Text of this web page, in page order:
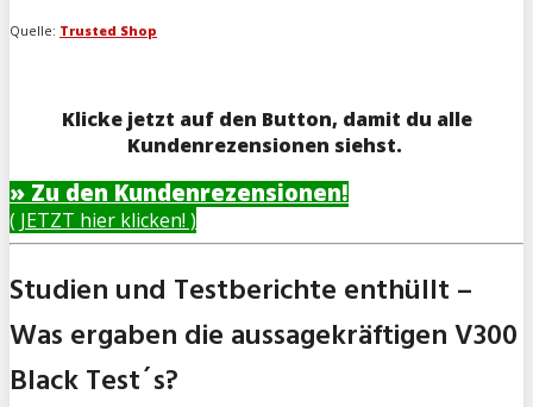
Quelle: Trusted Shop
Klicke jetzt auf den Button, damit du alle
Kundenrezensionen siehst.
» Zu den Kundenrezensionen!
( JETZT hier klicken! )
Studien und Testberichte enthüllt –
Was ergaben die aussagekräftigen V300
Black Test´s?